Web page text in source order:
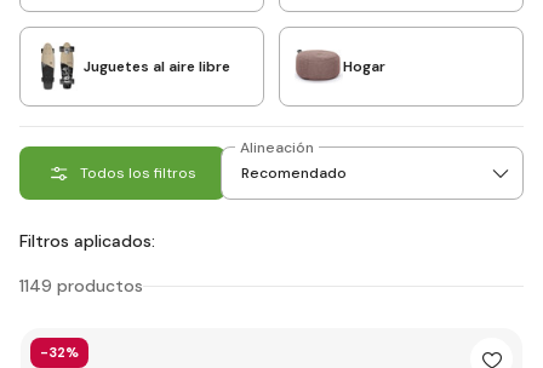
Juguetes al aire libre Hogar
Todos los filtros
Alineación
Filtros aplicados:
1149 productos
-32%